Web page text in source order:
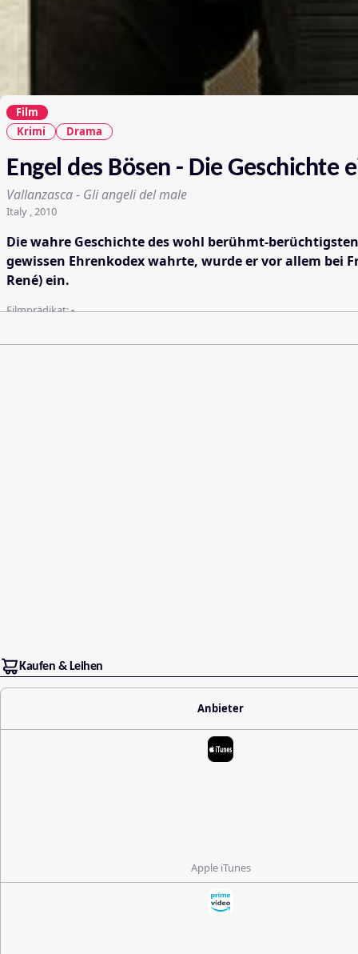
Film
Krimi
Drama
Engel des Bösen - Die Geschichte
Vallanzasca - Gli angeli del male
Italy , 2010
Die wahre Geschichte des wohl berühmt-
gewissen Ehrenkodex wahrte, wurde er vor allem bei
René) ein.
Filmprädikat:-
Kaufen & Leihen
Anbieter
Apple iTunes